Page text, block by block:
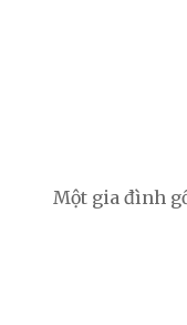
Một gia đình